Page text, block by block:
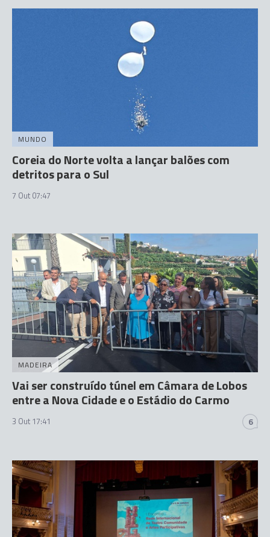
MUNDO
Coreia do Norte volta a lançar balões com
detritos para o Sul
7 Out 07:47
MADEIRA
Vai ser construído túnel em Câmara de Lobos
entre a Nova Cidade e o Estádio do Carmo
3 Out 17:41 6